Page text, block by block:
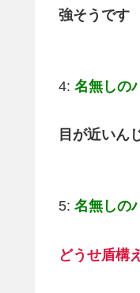
強そうです
4: 名無しの
目が近いん
5: 名無しの
どうせ盾構